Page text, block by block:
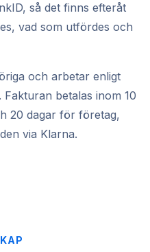
så det finns efteråt
vad som utfördes och
och arbetar enligt
betalas inom 10
20 dagar för företag,
via Klarna.